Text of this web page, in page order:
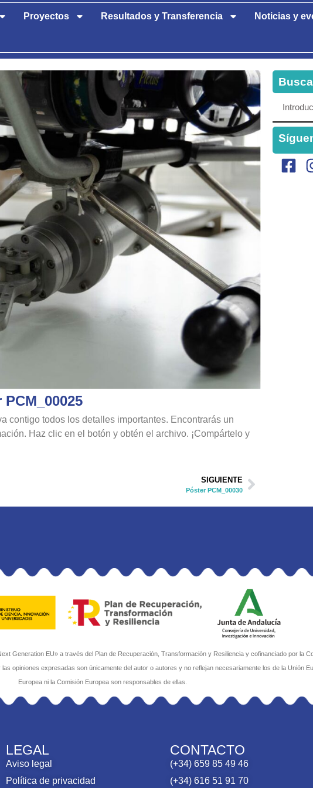
Proyectos Resultados y Transferencia Noticias y
PCM_00025
contigo todos los detalles importantes. Encontrarás un
Haz clic en el botón y obtén el archivo. ¡Compártelo y
SIGUIENTE
Póster PCM_00030
Generation EU» a través del Plan de Recuperación, Transformación y Resiliencia y cofinanciado por la
opiniones expresadas son únicamente del autor o autores y no reflejan necesariamente los de la Unión
Europea ni la Comisión Europea son responsables de ellas.
LEGAL
Aviso legal
Política de privacidad
CONTACTO
(+34) 659 85 49 46
(+34) 616 51 91 70